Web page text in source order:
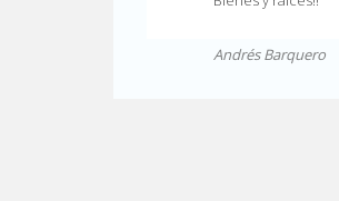
Andrés Barquero